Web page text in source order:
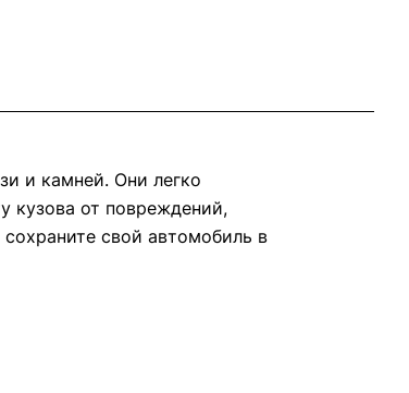
и камней. Они легко
кузова от повреждений,
свой автомобиль в